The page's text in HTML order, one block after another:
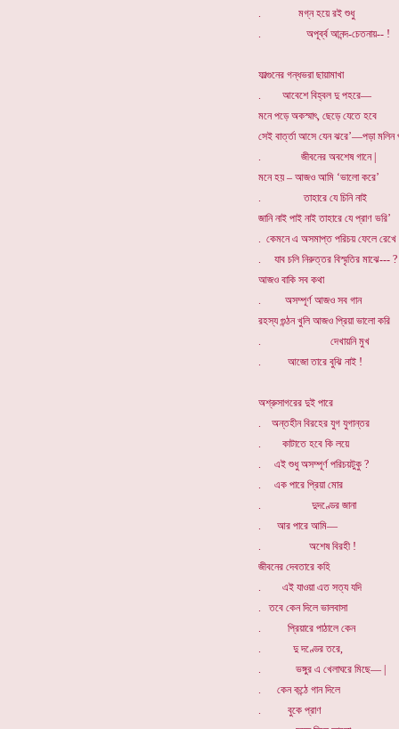
. মগ্ন হয়ে রই শুধু
. অপূর্ব্ব আনন্দ-চেতনায়-- !
ফাল্গুনের গন্ধভরা ছায়ামাখা
. আবেশে বিহ্বল দু পহরে—
মনে পড়ে অকস্মাৎ, ছেড়ে যেতে হবে
সেই বার্ত্তা আসে যেন ঝরে’—পড়া মলিন
. জীবনের অবশেষ গানে |
মনে হয় – আজও আমি ‘ভালো করে’
. তাহারে যে চিনি নাই
জানি নাই পাই নাই তাহারে যে প্রাণ ভরি’
. কেমনে এ অসমাপ্ত পরিচয় ফেলে রেখে
. যাব চলি নিরুত্তর বিস্মৃতির মাঝে--- ?
আজও বাকি সব কথা
. অসম্পূর্ণ আজও সব গান
রহস্য গুন্ঠন খুলি আজও প্রিয়া ভালো করি
. দেখায়নি মুখ
. আজো তারে বুঝি নাই !
অশ্রুসাগরের দুই পারে
. অন্তহীন বিরহের যুগ যুগান্তর
. কাটাতে হবে কি লয়ে
. এই শুধু অসম্পূর্ণ পরিচয়টুকু ?
. এক পারে প্রিয়া মোর
. দুদণ্ডের জানা
. আর পারে আমি—
. অশেষ বিরহী !
জীবনের দেবতারে কহি
. এই যাওয়া এত সত্য যদি
. তবে কেন দিলে ভালবাসা
. প্রিয়ারে পাঠালে কেন
. দু দণ্ডের তরে,
. ভঙ্গুর এ খেলাঘরে মিছে— |
. কেন কন্ঠে গান দিলে
. বুকে প্রাণ